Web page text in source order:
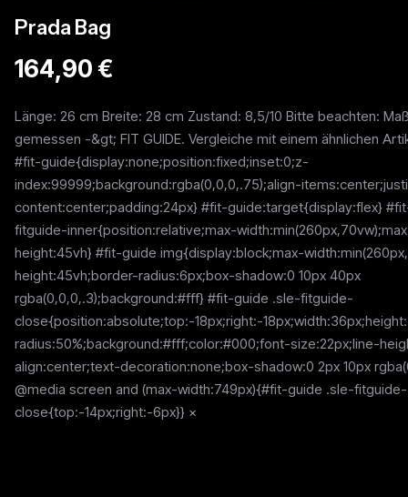
Prada Bag
164,90 €
Länge: 26 cm Breite: 28 cm Zustand: 8,5/10 Bitte beachten:
gemessen -&gt; FIT GUIDE. Vergleiche mit einem ähnlichen
#fit-guide{display:none;position:fixed;inset:0;z-
index:99999;background:rgba(0,0,0,.75);align-
content:center;padding:24px} #fit-guide:target{display:flex}
fitguide-inner{position:relative;max-
height:45vh} #fit-guide img{display:block;max-
height:45vh;border-radius:6px;box-shadow:0 10px 40px
rgba(0,0,0,.3);background:#fff} #fit-guide .sle-fitguide-
close{position:absolute;top:-18px;right:-
radius:50%;background:#fff;color:#000;font-size:22px;line-
align:center;text-decoration:none;box-shadow:0 2px 10px
@media screen and (max-width:749px){#fit-guide .sle-fitguide-
close{top:-14px;right:-6px}} ×